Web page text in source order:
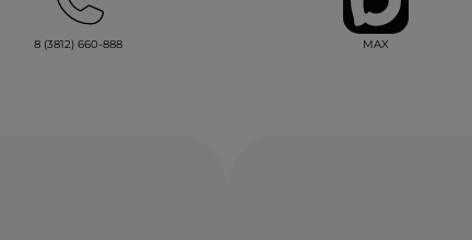
8 (3812) 660-888 MAX